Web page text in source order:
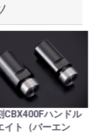
CBX400Fハンドル
イト（バーエン